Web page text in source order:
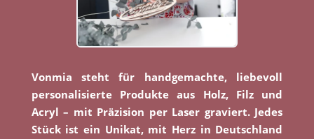
Vonmia steht für handgemachte, liebevoll
personalisierte Produkte aus Holz, Filz und
Acryl – mit Präzision per Laser graviert. Jedes
Stück ist ein Unikat, mit Herz in Deutschland